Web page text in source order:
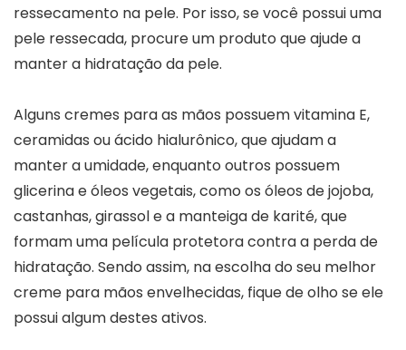
ressecamento na pele. Por isso, se você possui uma
pele ressecada, procure um produto que ajude a
manter a hidratação da pele.
Alguns cremes para as mãos possuem vitamina E,
ceramidas ou ácido hialurônico, que ajudam a
manter a umidade, enquanto outros possuem
glicerina e óleos vegetais, como os óleos de jojoba,
castanhas, girassol e a manteiga de karité, que
formam uma película protetora contra a perda de
hidratação. Sendo assim, na escolha do seu melhor
creme para mãos envelhecidas, fique de olho se ele
possui algum destes ativos.